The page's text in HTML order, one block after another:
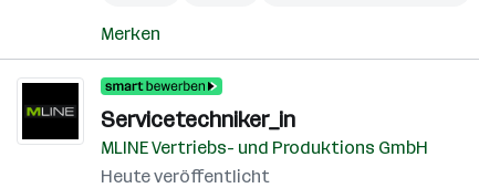
Merken
Servicetechniker_in
MLINE Vertriebs- und Produktions GmbH
Heute veröffentlicht